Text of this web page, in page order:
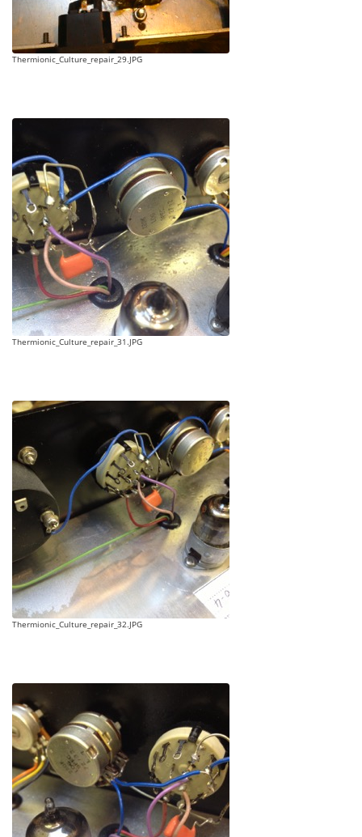
Thermionic_Culture_repair_29.JPG
Thermionic_Culture_repair_31.JPG
Thermionic_Culture_repair_32.JPG